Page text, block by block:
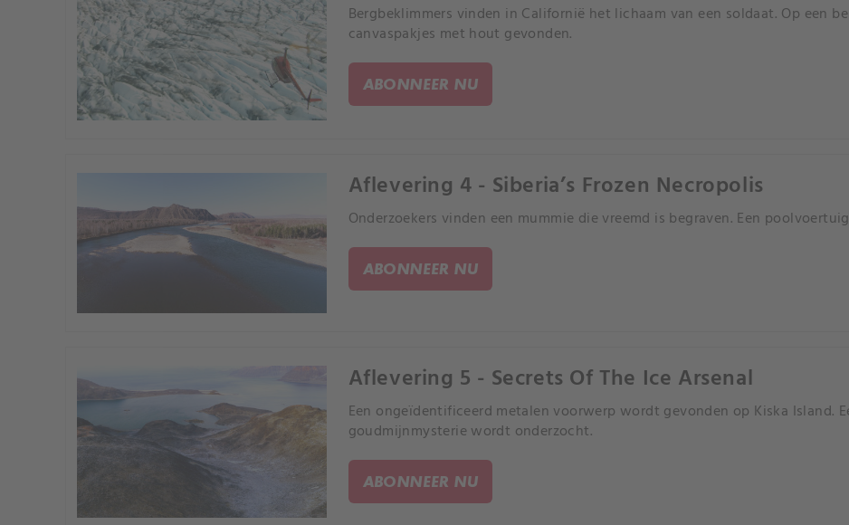
Bergbeklimmers vinden in Californië het lichaam van een soldaat. Op een
canvaspakjes met hout gevonden.
ABONNEER NU
Aflevering 4 - Siberia’s Frozen Necropolis
Onderzoekers vinden een mummie die vreemd is begraven. Een
ABONNEER NU
Aflevering 5 - Secrets Of The Ice Arsenal
Een ongeïdentificeerd metalen voorwerp wordt gevonden op Kiska Island.
goudmijnmysterie wordt onderzocht.
ABONNEER NU